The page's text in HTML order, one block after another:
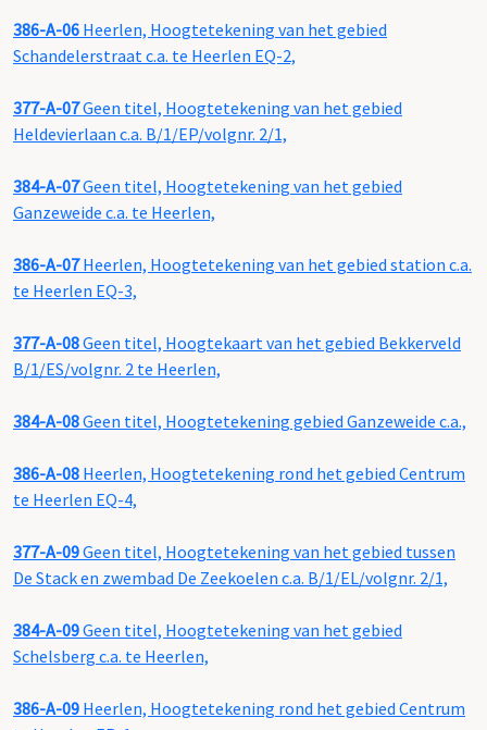
386-A-06 Heerlen, Hoogtetekening van het gebied
Schandelerstraat c.a. te Heerlen EQ-2,
377-A-07Geen titel, Hoogtetekening van het gebied
Heldevierlaan c.a. B/1/EP/volgnr. 2/1,
384-A-07Geen titel, Hoogtetekening van het gebied
Ganzeweide c.a. te Heerlen,
386-A-07Heerlen, Hoogtetekening van het gebied station c.a.
te Heerlen EQ-3,
377-A-08Geen titel, Hoogtekaart van het gebied Bekkerveld
B/1/ES/volgnr. 2 te Heerlen,
384-A-08Geen titel, Hoogtetekening gebied Ganzeweide c.a.,
386-A-08 Heerlen, Hoogtetekening rond het gebied Centrum
te Heerlen EQ-4,
377-A-09Geen titel, Hoogtetekening van het gebied tussen
De Stack en zwembad De Zeekoelen c.a. B/1/EL/volgnr. 2/1,
384-A-09Geen titel, Hoogtetekening van het gebied
Schelsberg c.a. te Heerlen,
386-A-09 Heerlen, Hoogtetekening rond het gebied Centrum